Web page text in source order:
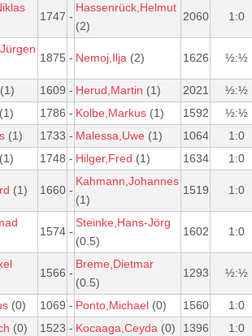
1747 -
Hassenrück,Helmut
(2)
2060 1:0
1875 - Nemoj,Ilja (2) 1626 ½:½
(1) 1609 - Herud,Martin (1) 2021
½:½
(1) 1786 - Kolbe,Markus (1) 1592
½:½
(1) 1733 - Malessa,Uwe (1) 1064
1:0
(1) 1748 - Hilger,Fred (1) 1634 1:0
(1) 1660 -
Kahmann,Johannes
(1)
1519 1:0
1574 -
Steinke,Hans-Jörg
(0.5)
1602 1:0
1566 -
Breme,Dietmar
(0.5)
1293 ½:½
(0) 1069 - Ponto,Michael (0) 1560
1:0
(0) 1523 - Kocaaga,Ceyda (0) 1396 1:0